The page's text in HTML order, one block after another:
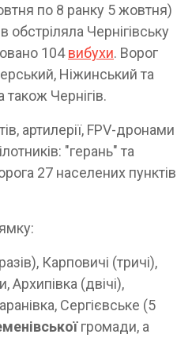
по 8 ранку 5 жовтня)
обстріляла Чернігівську
104вибухи. Ворог
Ніжинський та
Чернігів.
артилерії, FPV-дронами
"герань" та
27 населених пунктів
Карповичі (тричі),
Архипівка (двічі),
Сергієвське (5
громади, а